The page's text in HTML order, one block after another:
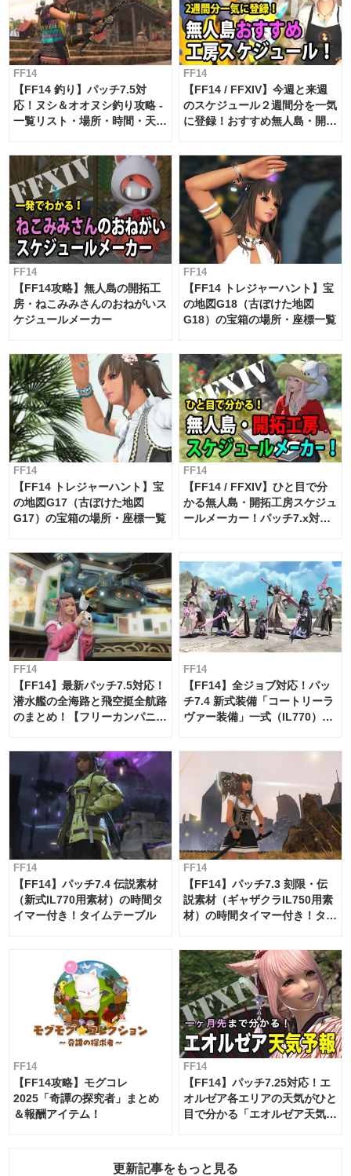
FF14
【FF14 釣り】パッチ7.5対
応！ヌシ＆オオヌシ釣り攻略 -
一覧リスト・場所・時間・天
FF14
【FF14 / FFXIV】今週と来週
のスケジュール２週間分を一気
に登録！おすすめ無人島・開拓
対応 / 毎週更新中】
FF14
【FF14攻略】無人島の開拓工
房・ねこみみさんのおねがいス
ケジュールメーカー
FF14
【FF14 トレジャーハント】宝
の地図G18（古ぼけた地図
G18）の宝箱の場所・座標一覧
FF14
【FF14 トレジャーハント】宝
の地図G17（古ぼけた地図
G17）の宝箱の場所・座標一覧
FF14
【FF14 / FFXIV】ひと目で分
かる無人島・開拓工房スケジュ
ールメーカー！パッチ7.x対応
FF14
【FF14】最新パッチ7.5対応！
潜水艦の全海路と飛空挺全航路
のまとめ！【フリーカンパニ
FF14
【FF14】全ジョブ対応！パッ
チ7.4 新式装備「コートリーラ
ヴァー装備」一式（IL770）の
FF14
【FF14】パッチ7.4 伝説素材
（新式IL770用素材）の時間タ
イマー付き！タイムテーブル
FF14
【FF14】パッチ7.3 刻限・伝
説素材（ギャザクラIL750用素
材）の時間タイマー付き！タイ
FF14
【FF14攻略】モグコレ
2025「奇譚の探究者」まとめ
＆報酬アイテム！
FF14
【FF14】パッチ7.25対応！エ
オルゼア各エリアの天気がひと
目で分かる「エオルゼア天気予
更新記事をもっと見る